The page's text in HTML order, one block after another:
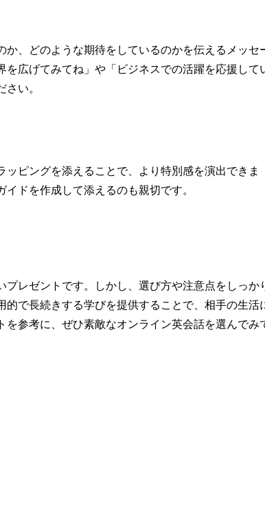
、どのような期待をしているのかを伝えるメッセ
広げてみてね」や「ビジネスでの活躍を応援して
い。
ピングを添えることで、より特別感を演出できま
ドを作成して添えるのも親切です。
レゼントです。しかし、選び方や注意点をしっか
で長続きする学びを提供することで、相手の生活
参考に、ぜひ素敵なオンライン英会話を選んでみ